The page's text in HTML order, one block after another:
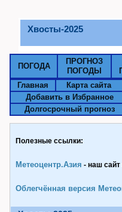
Хвосты-2025
ПОГОДА
ПРОГНОЗ
ПОГОДЫ
Главная Карта сайта
Добавить в Избранное
Долгосрочный прогноз
Полезные ссылки:
Метеоцентр.Азия - наш
Облегчённая версия